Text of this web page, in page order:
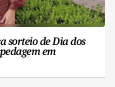
sorteio de Dia dos
em